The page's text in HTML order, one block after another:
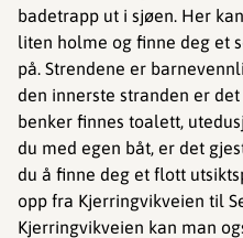
badetrapp ut i sjøen. Her
liten holme og finne deg et
på. Strendene er
den innerste stranden er
benker finnes toalett,
du med egen båt, er det
du å finne deg et flott
opp fra Kjerringvikveien til
Kjerringvikveien kan man